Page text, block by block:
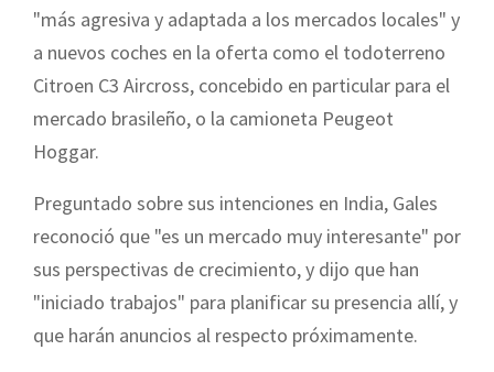
"más agresiva y adaptada a los mercados locales" y
a nuevos coches en la oferta como el todoterreno
Citroen C3 Aircross, concebido en particular para el
mercado brasileño, o la camioneta Peugeot
Hoggar.
Preguntado sobre sus intenciones en India, Gales
reconoció que "es un mercado muy interesante" por
sus perspectivas de crecimiento, y dijo que han
"iniciado trabajos" para planificar su presencia allí, y
que harán anuncios al respecto próximamente.